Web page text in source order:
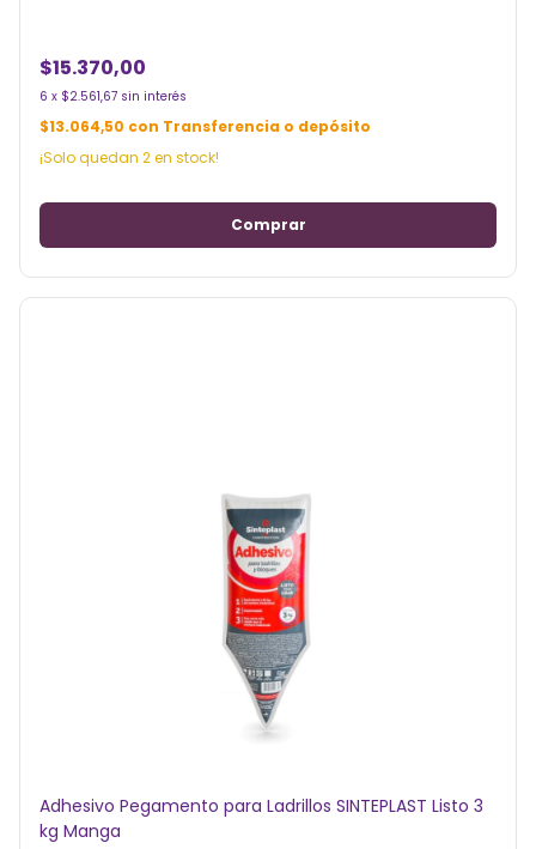
$15.370,00
6 x $2.561,67 sin interés
$13.064,50 con Transferencia o depósito
¡Solo quedan 2en stock!
Adhesivo Pegamento para Ladrillos SINTEPLAST Listo 3
kg Manga